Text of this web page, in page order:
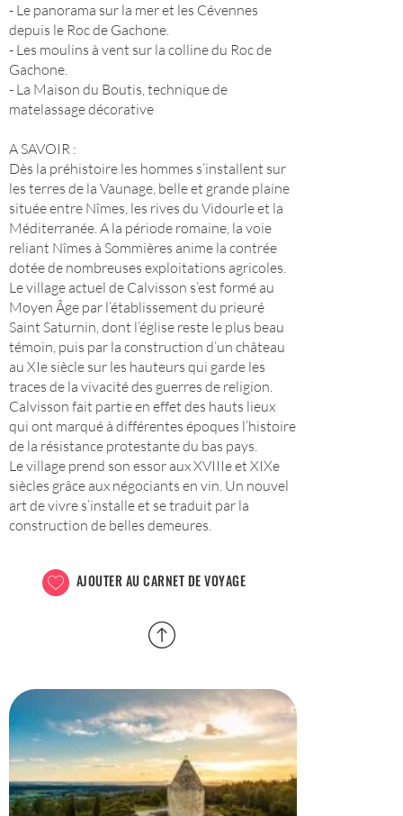
- Le panorama sur la mer et les Cévennes
depuis le Roc de Gachone.
- Les moulins à vent sur la colline du Roc de
Gachone.
- La Maison du Boutis, technique de
matelassage décorative
A SAVOIR :
Dès la préhistoire les hommes s’installent sur
les terres de la Vaunage, belle et grande plaine
située entre Nîmes, les rives du Vidourle et la
Méditerranée. A la période romaine, la voie
reliant Nîmes à Sommières anime la contrée
dotée de nombreuses exploitations agricoles.
Le village actuel de Calvisson s’est formé au
Moyen Âge par l’établissement du prieuré
Saint Saturnin, dont l’église reste le plus beau
témoin, puis par la construction d’un château
au XIe siècle sur les hauteurs qui garde les
traces de la vivacité des guerres de religion.
Calvisson fait partie en effet des hauts lieux
qui ont marqué à différentes époques l’histoire
de la résistance protestante du bas pays.
Le village prend son essor aux XVIIIe et XIXe
siècles grâce aux négociants en vin. Un nouvel
art de vivre s’installe et se traduit par la
construction de belles demeures.
AJOUTER AU CARNET DE VOYAGE